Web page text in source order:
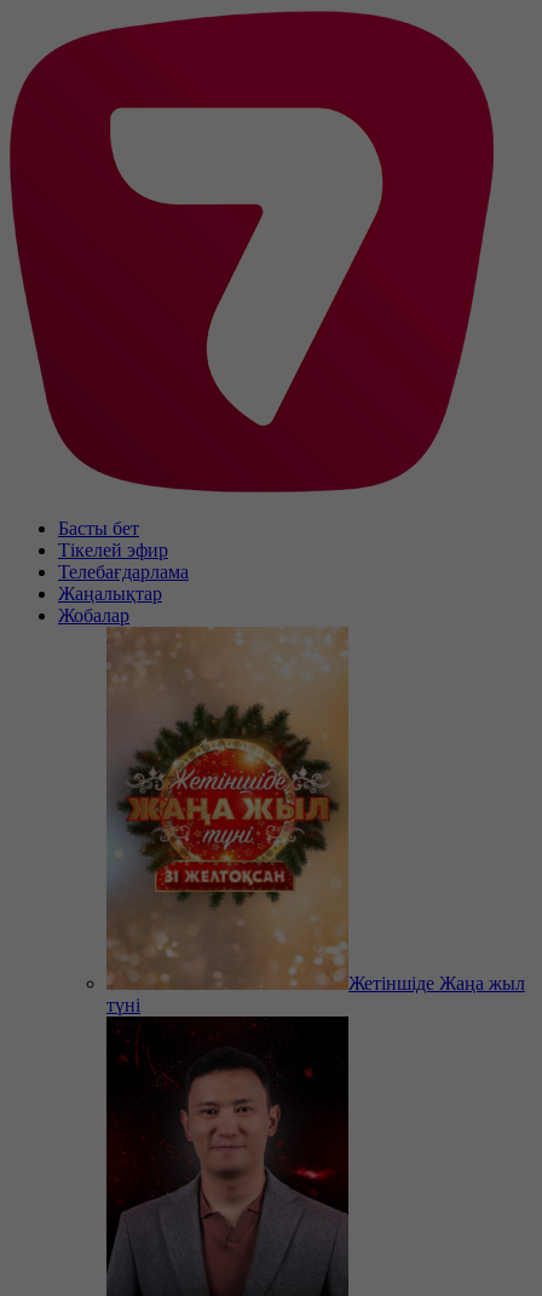
Басты бет
Тікелей эфир
Телебағдарлама
Жаңалықтар
Жобалар
Жетіншіде Жаңа жыл
түні